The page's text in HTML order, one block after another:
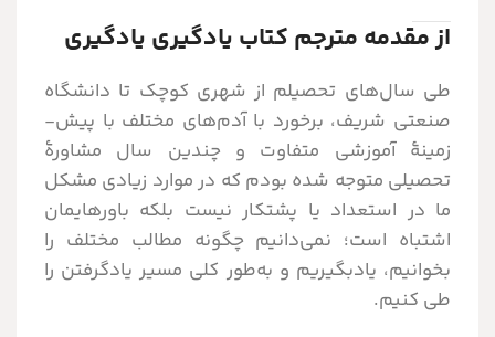
از مقدمه مترجم کتاب یادگیری یادگیری
طی سال­‌های تحصیلم از شهری کوچک تا دانشگاه
صنعتی شریف، برخورد با آدم‌های مختلف با پیش‌­
زمینۀ آموزشی متفاوت و چندین سال مشاورۀ
تحصیلی متوجه شده بودم که در موارد زیادی مشکل
ما در استعداد یا پشتکار نیست بلکه باورهایمان
اشتباه است؛ نمی­‌دانیم چگونه مطالب مختلف را
بخوانیم، یادبگیریم و به‌طور کلی مسیر یادگرفتن را
طی کنیم.